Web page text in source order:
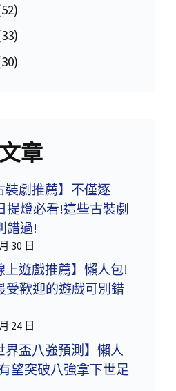
章
裝劇推薦】不僅逐
提燈必看!這些古裝劇
錯過!
30 日
上遊戲推薦】懶人包!
受歡迎的遊戲可別錯
24 日
界盃八強預測】懶人
望突破八強拿下世足